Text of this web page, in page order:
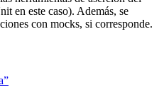
en este caso). Además, se
con mocks, si corresponde.